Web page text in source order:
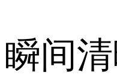
瞬间